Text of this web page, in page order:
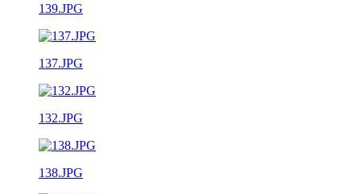
139.JPG
137.JPG
132.JPG
138.JPG